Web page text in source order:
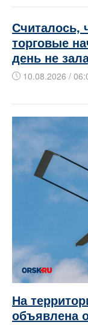
​​​​Считалось,
торговые
день не
10.08.2026 /
На
объявлена